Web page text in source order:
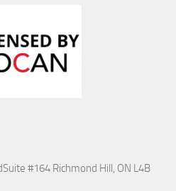
Suite #164 Richmond Hill, ON L4B